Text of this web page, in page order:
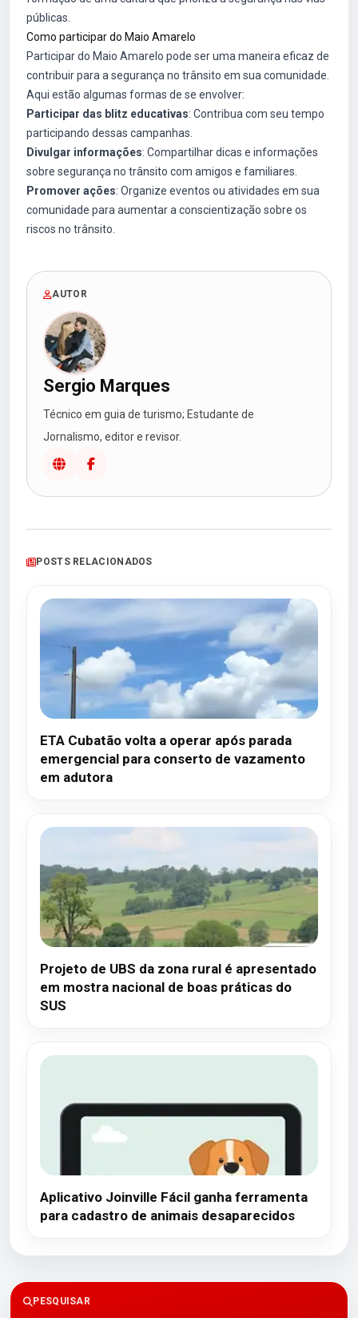
públicas.
Como participar do Maio Amarelo
Participar do Maio Amarelo pode ser uma maneira eficaz de
contribuir para a segurança no trânsito em sua comunidade.
Aqui estão algumas formas de se envolver:
Participar das blitz educativas: Contribua com seu tempo
participando dessas campanhas.
Divulgar informações: Compartilhar dicas e informações
sobre segurança no trânsito com amigos e familiares.
Promover ações: Organize eventos ou atividades em sua
comunidade para aumentar a conscientização sobre os
riscos no trânsito.
AUTOR
Sergio Marques
Técnico em guia de turismo; Estudante de
Jornalismo, editor e revisor.
POSTS RELACIONADOS
ETA Cubatão volta a operar após parada
emergencial para conserto de vazamento
em adutora
Projeto de UBS da zona rural é apresentado
em mostra nacional de boas práticas do
SUS
Aplicativo Joinville Fácil ganha ferramenta
para cadastro de animais desaparecidos
PESQUISAR